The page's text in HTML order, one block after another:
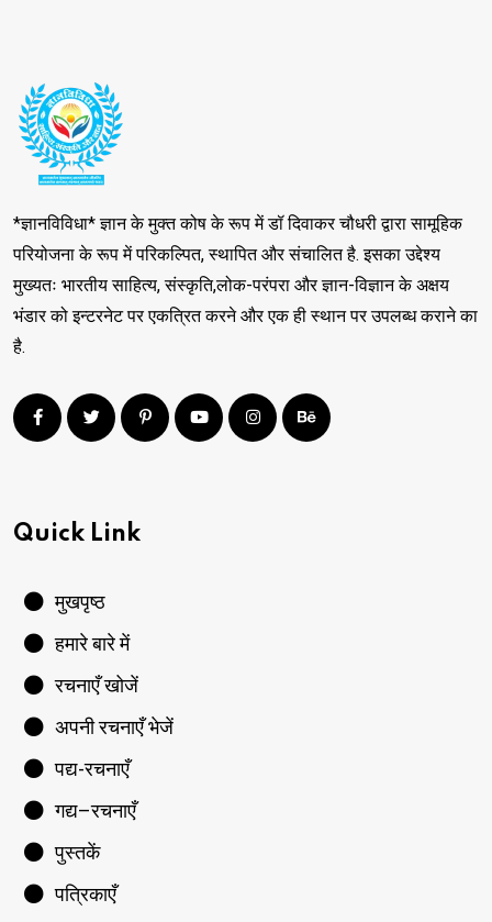
*ज्ञानविविधा* ज्ञान के मुक्त कोष के रूप में डॉ दिवाकर चौधरी द्वारा सामूहिक
परियोजना के रूप में परिकल्पित, स्थापित और संचालित है. इसका उद्देश्य
मुख्यतः भारतीय साहित्य, संस्कृति,लोक-परंपरा और ज्ञान-विज्ञान के अक्षय
भंडार को इन्टरनेट पर एकत्रित करने और एक ही स्थान पर उपलब्ध कराने का
है.
Quick Link
मुखपृष्ठ
हमारे बारे में
रचनाएँ खोजें
अपनी रचनाएँ भेजें
पद्य-रचनाएँ
गद्य–रचनाएँ
पुस्तकें
पत्रिकाएँ